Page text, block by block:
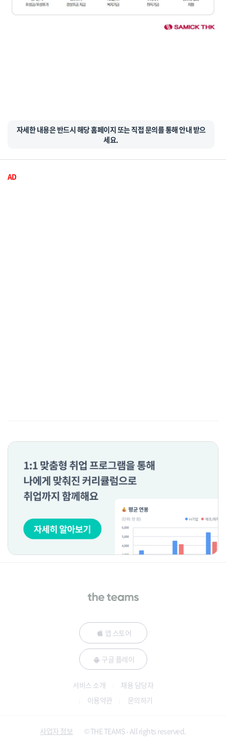
자세한 내용은 반드시 해당 홈페이지 또는 직접 문의를 통해 안내 받으
세요.
AD
앱 스토어
구글 플레이
서비스 소개
채용 담당자
이용약관
문의하기
사업자 정보 © THE TEAMS - All rights reserved.